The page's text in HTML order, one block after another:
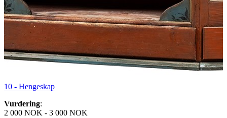
10 - Hengeskap
Vurdering:
2 000 NOK - 3 000 NOK